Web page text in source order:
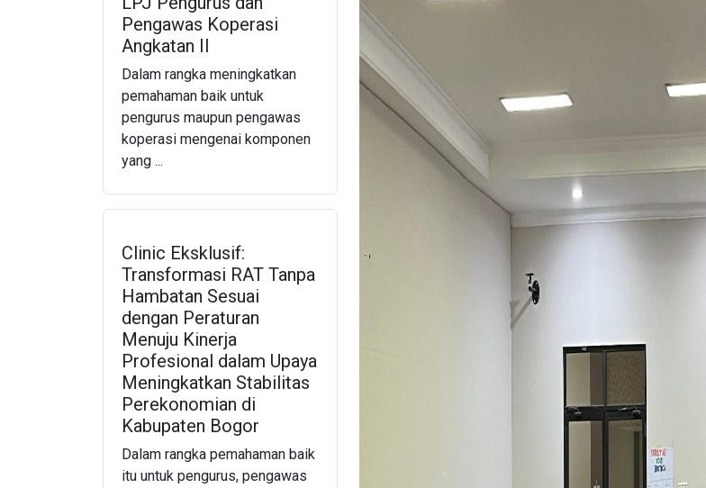
Pengawas Koperasi
Angkatan II
Dalam rangka meningkatkan
pemahaman baik untuk
pengurus maupun pengawas
koperasi mengenai komponen
yang ...
Clinic Eksklusif:
Transformasi RAT Tanpa
Hambatan Sesuai
dengan Peraturan
Menuju Kinerja
Profesional dalam Upaya
Meningkatkan Stabilitas
Perekonomian di
Kabupaten Bogor
Dalam rangka pemahaman baik
itu untuk pengurus, pengawas